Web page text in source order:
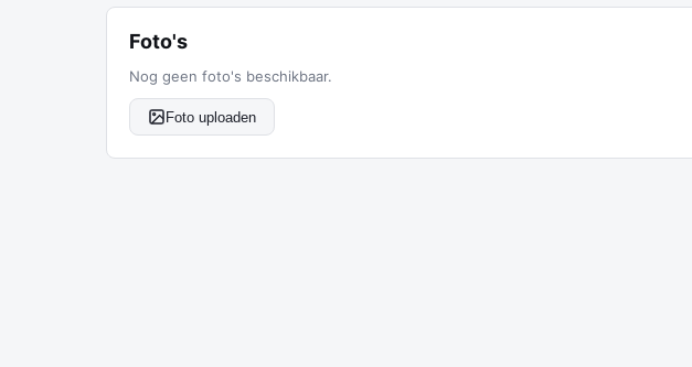
Foto's
Nog geen foto's beschikbaar.
Foto uploaden